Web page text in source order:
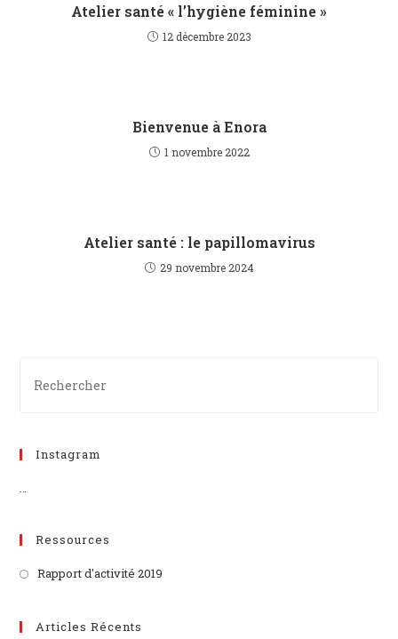
Atelier santé « l’hygiène féminine »
12 décembre 2023
Bienvenue à Enora
1 novembre 2022
Atelier santé : le papillomavirus
29 novembre 2024
Instagram
…
Ressources
Rapport d'activité 2019
Articles Récents